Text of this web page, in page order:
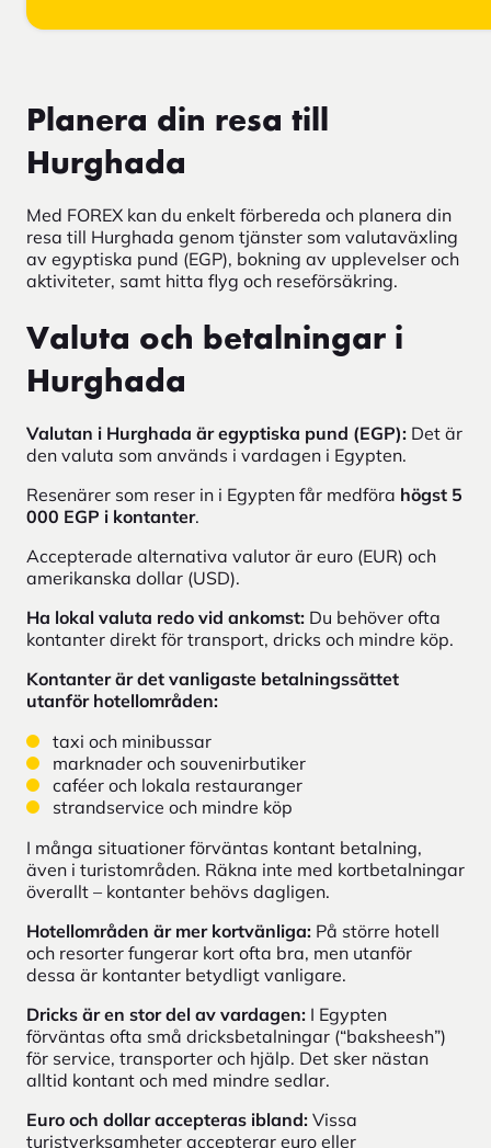
Planera din resa till
Hurghada
Med FOREX kan du enkelt förbereda och planera din
resa till Hurghada genom tjänster som valutaväxling
av egyptiska pund (EGP), bokning av upplevelser och
aktiviteter, samt hitta flyg och reseförsäkring.
Valuta och betalningar i
Hurghada
Valutan i Hurghada är egyptiska pund (EGP): Det är
den valuta som används i vardagen i Egypten.
Resenärer som reser in i Egypten får medföra högst 5
000 EGP i kontanter.
Accepterade alternativa valutor är euro (EUR) och
amerikanska dollar (USD).
Ha lokal valuta redo vid ankomst: Du behöver ofta
kontanter direkt för transport, dricks och mindre köp.
Kontanter är det vanligaste betalningssättet
utanför hotellområden:
taxi och minibussar
marknader och souvenirbutiker
caféer och lokala restauranger
strandservice och mindre köp
I många situationer förväntas kontant betalning,
även i turistområden. Räkna inte med kortbetalningar
överallt – kontanter behövs dagligen.
Hotellområden är mer kortvänliga: På större hotell
och resorter fungerar kort ofta bra, men utanför
dessa är kontanter betydligt vanligare.
Dricks är en stor del av vardagen: I Egypten
förväntas ofta små dricksbetalningar (“baksheesh”)
för service, transporter och hjälp. Det sker nästan
alltid kontant och med mindre sedlar.
Euro och dollar accepteras ibland: Vissa
turistverksamheter accepterar euro eller